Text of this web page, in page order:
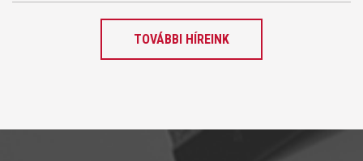
TOVÁBBI HÍREINK